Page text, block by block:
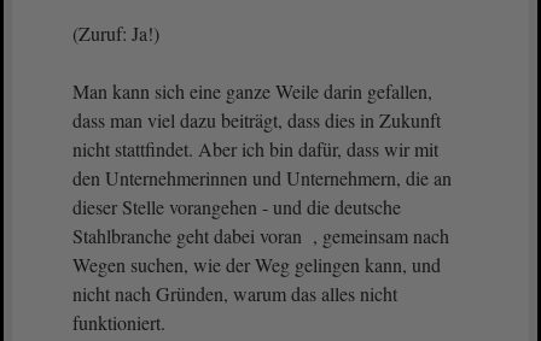
(Zuruf: Ja!)
Man kann sich eine ganze Weile darin gefallen,
dass man viel dazu beiträgt, dass dies in Zukunft
nicht stattfindet. Aber ich bin dafür, dass wir mit
den Unternehmerinnen und Unternehmern, die an
dieser Stelle vorangehen - und die deutsche
Stahlbranche geht dabei voran , gemeinsam nach
Wegen suchen, wie der Weg gelingen kann, und
nicht nach Gründen, warum das alles nicht
funktioniert.